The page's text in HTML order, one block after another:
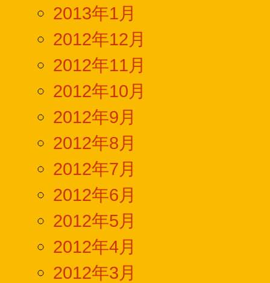
2013年1月
2012年12月
2012年11月
2012年10月
2012年9月
2012年8月
2012年7月
2012年6月
2012年5月
2012年4月
2012年3月